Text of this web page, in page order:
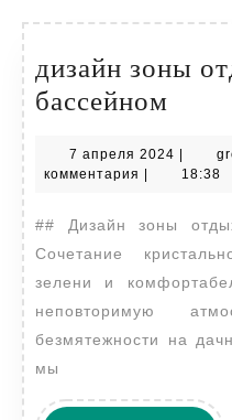
дизайн зоны
бассейном
даче
с
7 апреля 2024 7
апреля
комментария
18:38
## Дизайн зоны
Сочетание
зелени и
неповторимую
безмятежности на
мы